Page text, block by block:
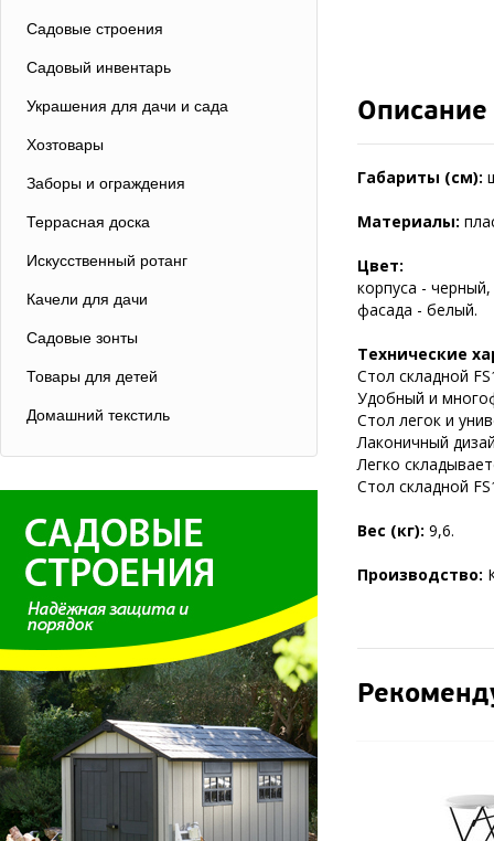
Садовые строения
Садовый инвентарь
Украшения для дачи и сада
Хозтовары
Заборы и ограждения
Террасная доска
Искусственный ротанг
Качели для дачи
Садовые зонты
Товары для детей
Домашний текстиль
Описание
Габариты (см):
Материалы:
Цвет:
корпуса - черный,
фасада - белый.
Технические
Стол складной
Удобный и
Стол легок и
Лаконичный
Легко
Стол складной
Вес (кг): 9,6.
Производство: